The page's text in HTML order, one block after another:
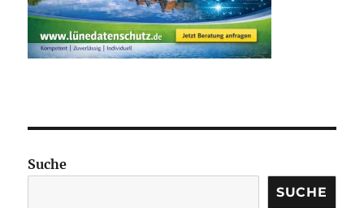
Suche
SUCHE